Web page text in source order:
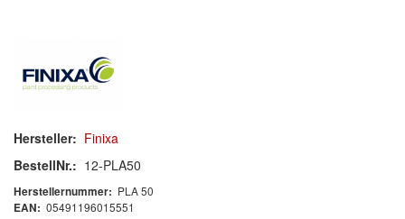
Informationsmaterial
MARKEN
3M
Colad
Hersteller: Finixa
BestellNr.: 12-PLA50
Herstellernummer: PLA 50
EAN: 05491196015551